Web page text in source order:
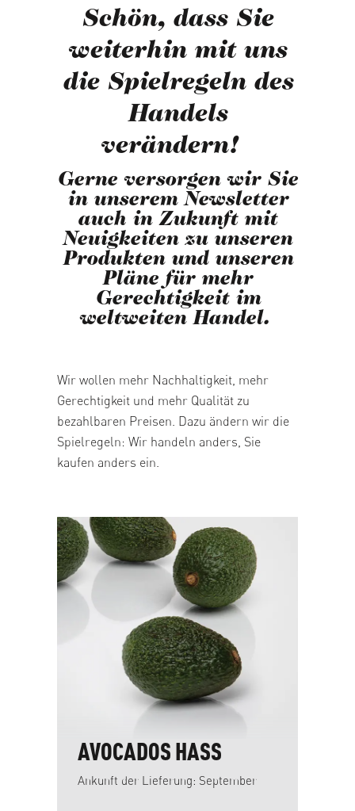
Schön, dass Sie
weiterhin mit uns
die Spielregeln des
Handels
verändern!
Gerne versorgen wir Sie
in unserem Newsletter
auch in Zukunft mit
Neuigkeiten zu unseren
Produkten und unseren
Pläne für mehr
Gerechtigkeit im
weltweiten Handel.
Wir wollen mehr Nachhaltigkeit, mehr
Gerechtigkeit und mehr Qualität zu
bezahlbaren Preisen. Dazu ändern wir die
Spielregeln: Wir handeln anders, Sie
kaufen anders ein.
Produktgalerie überspringen
AVOCADOS HASS
Ankunft der Lieferung: September